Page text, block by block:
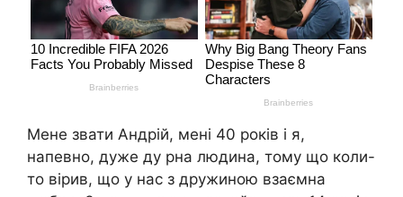
Мене звати Андрій, мені 40 років і я,
напевно, дуже ду рна людина, тому що коли-
то вірив, що у нас з дружиною взаємна